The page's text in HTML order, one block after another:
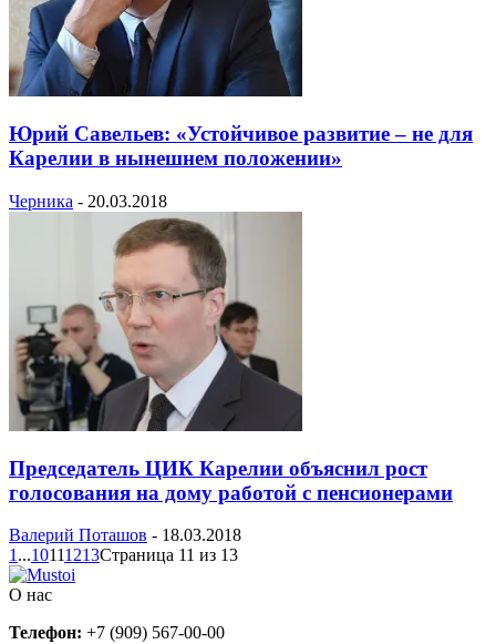
Юрий Савельев: «Устойчивое развитие – не для
Карелии в нынешнем положении»
Черника - 20.03.2018
Председатель ЦИК Карелии объяснил рост
голосования на дому работой с пенсионерами
Валерий Поташов - 18.03.2018
1 ...10111213Страница 11 из 13
О нас
Телефон: +7 (909) 567-00-00